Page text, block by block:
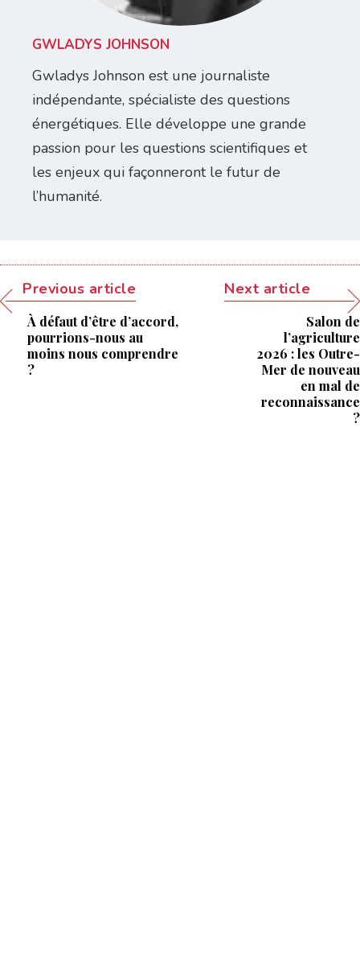
GWLADYS JOHNSON
Gwladys Johnson est une journaliste
indépendante, spécialiste des questions
énergétiques. Elle développe une grande
passion pour les questions scientifiques et
les enjeux qui façonneront le futur de
l’humanité.
Previous article
À défaut d’être d’accord,
pourrions-nous au
moins nous comprendre
?
Next article
Salon de
l’agriculture
2026 : les Outre-
Mer de nouveau
en mal de
reconnaissance
?